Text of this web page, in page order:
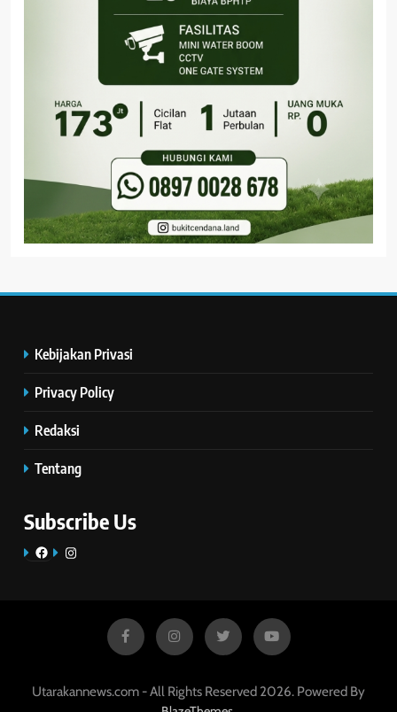
Kebijakan Privasi
Privacy Policy
Redaksi
Tentang
Subscribe Us
FacebookInstagram
Utarakannews.com - All Rights Reserved 2026. Powered By